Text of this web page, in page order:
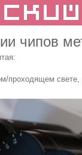
чипов
проходящем